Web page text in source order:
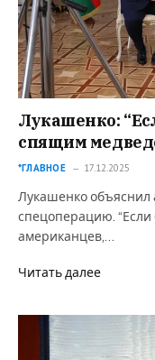
Лукашенко:
спящим
*ГЛАВНОЕ 17.12.2025
Лукашенко объяснил
спецоперацию. “Если
американцев,…
Читать далее